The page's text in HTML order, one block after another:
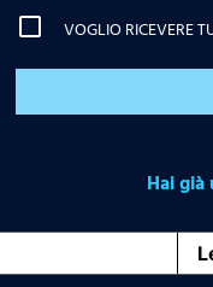
VOGLIO RICEVERE
Hai